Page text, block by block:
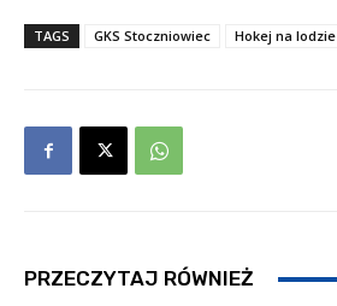
TAGS GKS Stoczniowiec Hokej na lodzie
PRZECZYTAJ RÓWNIEŻ